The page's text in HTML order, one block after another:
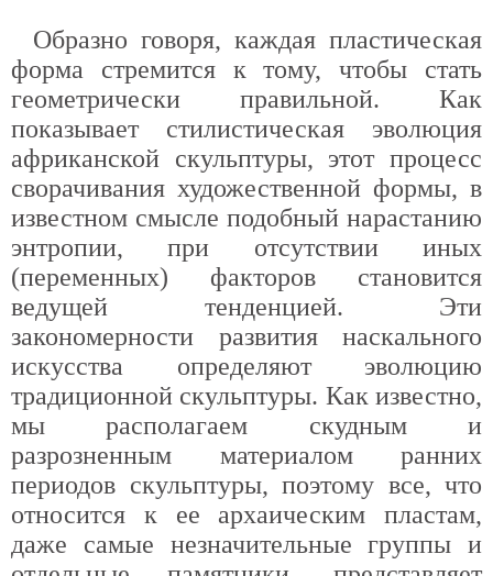
Образно говоря, каждая пластическая
форма стремится к тому, чтобы стать
геометрически правильной. Как
показывает стилистическая эволюция
африканской скульптуры, этот процесс
сворачивания художественной формы, в
известном смысле подобный нарастанию
энтропии, при отсутствии иных
(переменных) факторов становится
ведущей тенденцией. Эти
закономерности развития наскального
искусства определяют эволюцию
традиционной скульптуры. Как известно,
мы располагаем скудным и
разрозненным материалом ранних
периодов скульптуры, поэтому все, что
относится к ее архаическим пластам,
даже самые незначительные группы и